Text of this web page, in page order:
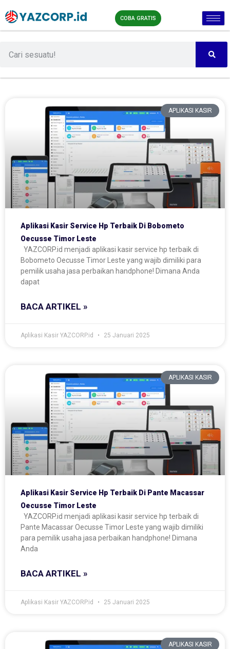
COBA GRATIS
APLIKASI KASIR
Aplikasi Kasir Service Hp Terbaik Di Bobometo
Oecusse Timor Leste
YAZCORP.id menjadi aplikasi kasir service hp terbaik di
Bobometo Oecusse Timor Leste yang wajib dimiliki para
pemilik usaha jasa perbaikan handphone! Dimana Anda
dapat
BACA ARTIKEL »
Aplikasi Kasir YAZCORP.id 25 Januari 2025
APLIKASI KASIR
Aplikasi Kasir Service Hp Terbaik Di Pante Macassar
Oecusse Timor Leste
YAZCORP.id menjadi aplikasi kasir service hp terbaik di
Pante Macassar Oecusse Timor Leste yang wajib dimiliki
para pemilik usaha jasa perbaikan handphone! Dimana
Anda
BACA ARTIKEL »
Aplikasi Kasir YAZCORP.id 25 Januari 2025
APLIKASI KASIR